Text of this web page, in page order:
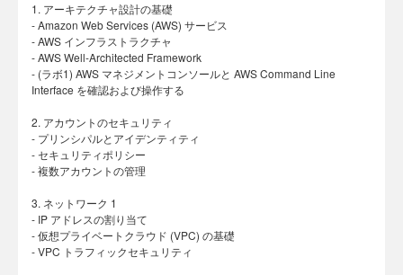
1. アーキテクチャ設計の基礎
- Amazon Web Services (AWS) サービス
- AWS インフラストラクチャ
- AWS Well-Architected Framework
- (ラボ1) AWS マネジメントコンソールと AWS Command Line
Interface を確認および操作する
2. アカウントのセキュリティ
- プリンシパルとアイデンティティ
- セキュリティポリシー
- 複数アカウントの管理
3. ネットワーク 1
- IP アドレスの割り当て
- 仮想プライベートクラウド (VPC) の基礎
- VPC トラフィックセキュリティ